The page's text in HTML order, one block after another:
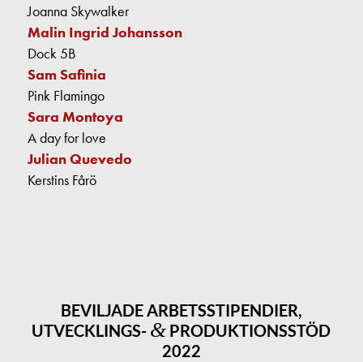
Joanna Skywalker
Malin Ingrid Johansson
Dock 5B
Sam Safinia
Pink Flamingo
Sara Montoya
A day for love
Julian Quevedo
Kerstins Fårö
BEVILJADE ARBETSSTIPENDIER,
UTVECKLINGS- & PRODUKTIONSSTÖD
2022